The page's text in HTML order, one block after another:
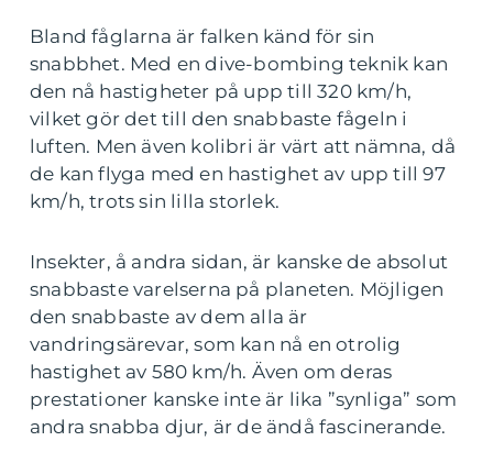
Bland fåglarna är falken känd för sin
snabbhet. Med en dive-bombing teknik kan
den nå hastigheter på upp till 320 km/h,
vilket gör det till den snabbaste fågeln i
luften. Men även kolibri är värt att nämna, då
de kan flyga med en hastighet av upp till 97
km/h, trots sin lilla storlek.
Insekter, å andra sidan, är kanske de absolut
snabbaste varelserna på planeten. Möjligen
den snabbaste av dem alla är
vandringsärevar, som kan nå en otrolig
hastighet av 580 km/h. Även om deras
prestationer kanske inte är lika ”synliga” som
andra snabba djur, är de ändå fascinerande.